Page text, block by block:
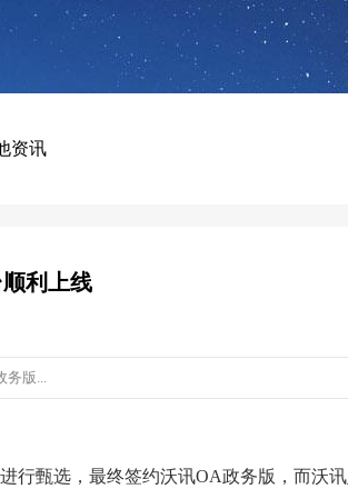
资讯
利上线
务版...
行甄选，最终签约沃讯OA政务版，而沃讯